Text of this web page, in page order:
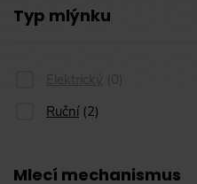
Typ mlýnku
Ruční(2)
Mlecí mechanismus